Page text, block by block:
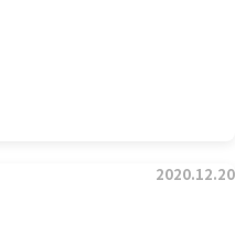
2020.12.20